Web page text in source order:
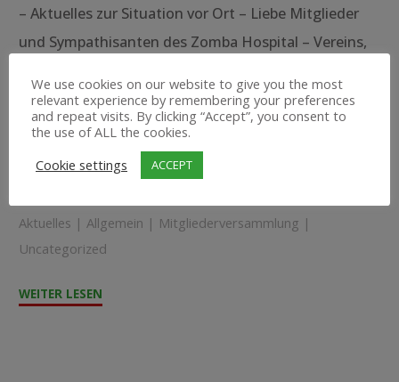
– Aktuelles zur Situation vor Ort – Liebe Mitglieder
und Sympathisanten des Zomba Hospital – Vereins,
Malawi fliegen und hoffentlich die Viren nicht weiter
ins Land tragen, halten wir es für verantwortbar und
geboten, uns auch wieder zusammen zu finden und
Aktuelles | Allgemein | Mitgliederversammlung |
Uncategorized
WEITER LESEN
We use cookies on our website to give you the most
relevant experience by remembering your preferences
and repeat visits. By clicking “Accept”, you consent to
the use of ALL the cookies.
Cookie settings
ACCEPT